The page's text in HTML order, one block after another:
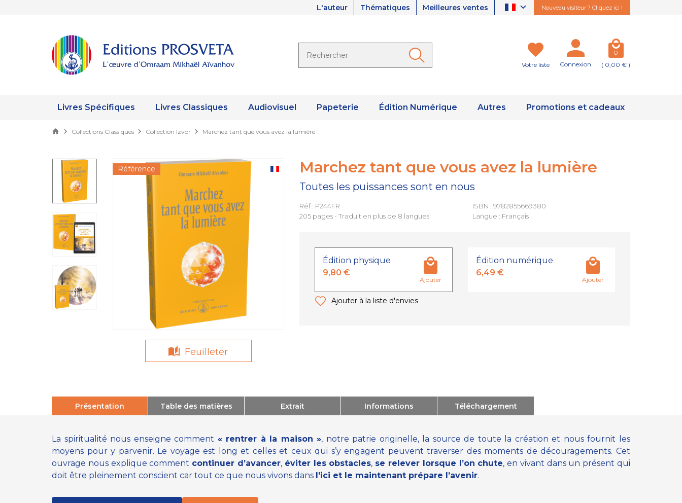
L'auteur Thématiques Meilleures ventes Nouveau visiteur ? Cliquez ici !
Votre liste Connexion
0
( 0,00 € )
Livres Spécifiques Livres Classiques Audiovisuel Papeterie Édition Numérique Autres Promotions et cadeaux
Collections Classiques Collection Izvor Marchez tant que vous avez la lumière
Référence
Feuilleter
Marchez tant que vous avez la lumière
Toutes les puissances sont en nous
Réf : P244FR
205 pages - Traduit en plus de 8 langues
ISBN : 9782855669380
Langue : Français
Édition physique
9,80 €
Ajouter
Édition numérique
6,49 €
Ajouter
Ajouter à la liste d'envies
Présentation Table des matières Extrait Informations Téléchargement
La spiritualité nous enseigne comment « rentrer à la maison », notre patrie originelle, la source de toute la création et nous fournit les
moyens pour y parvenir. Le voyage est long et celles et ceux qui s’y engagent peuvent traverser des moments de découragements. Cet
ouvrage nous explique comment continuer d’avancer, éviter les obstacles, se relever lorsque l’on chute, en vivant dans un présent qui
doit être pleinement conscient car tout ce que nous vivons dans l'ici et le maintenant prépare l’avenir.